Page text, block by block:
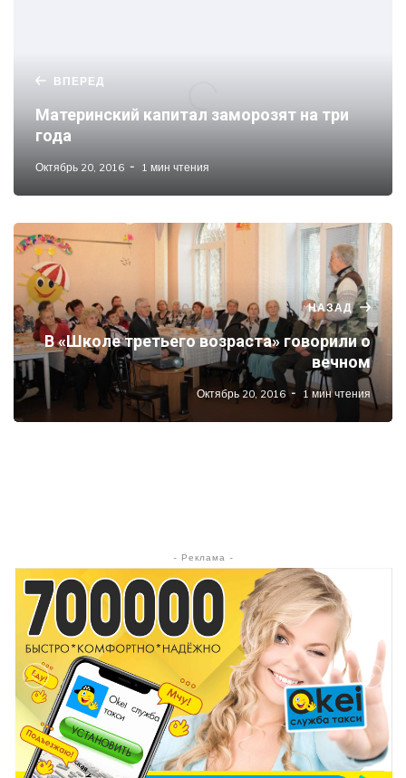
ВПЕРЕД
Материнский капитал заморозят на три
года
Октябрь 20, 2016 1 мин чтения
НАЗАД
В «Школе третьего возраста» говорили о
вечном
Октябрь 20, 2016 1 мин чтения
- Реклама -